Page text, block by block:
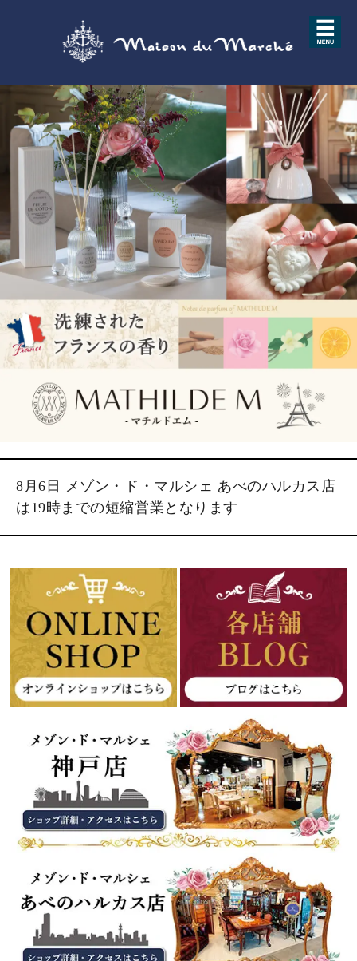
8月6日 メゾン・ド・マルシェ あべのハルカス店
は19時までの短縮営業となります